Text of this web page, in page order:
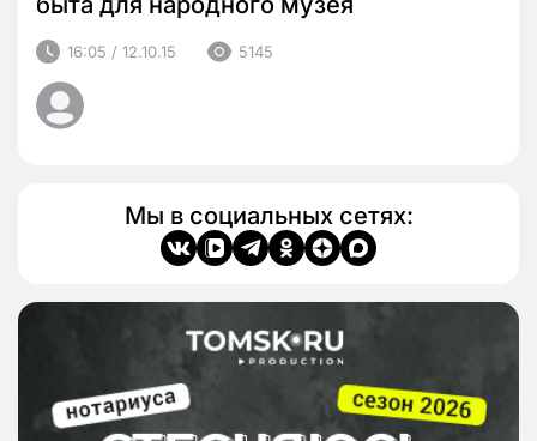
16:05 / 12.10.15 5145
Мы в социальных сетях: